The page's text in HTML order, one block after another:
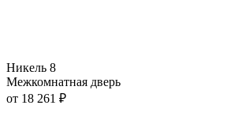
Никель 8
Межкомнатная дверь
от 18 261 ₽